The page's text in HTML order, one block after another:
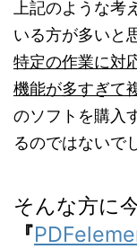
上記のような考
いる方が多いと
特定の作業に対
機能が多すぎて
のソフトを購入
るのではないで
そんな方に
『